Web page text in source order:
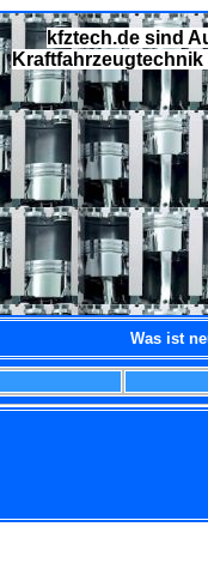
kfztech.de sind
Kraftfahrzeugtechnik
Was ist